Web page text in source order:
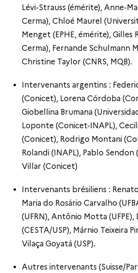
Lévi-Strauss (émérite), Anne-
Cerma), Chloé Maurel
Menget (EPHE, émérite), Gilles
Cerma), Fernande Schulmann
Christine Taylor (CNRS, MQB).
Intervenants argentins :
(Conicet), Lorena Córdoba
Giobellina Brumana
Loponte (Conicet-INAPL),
(Conicet), Rodrigo Montani
Rolandi (INAPL), Pablo
Villar (Conicet)
Intervenants brésiliens :
Maria do Rosário Carvalho
(UFRN), Antônio Motta (UFPE),
(CESTA/USP), Márnio Teixeira
Vilaça Goyatá (USP).
Autres intervenants (Suisse/